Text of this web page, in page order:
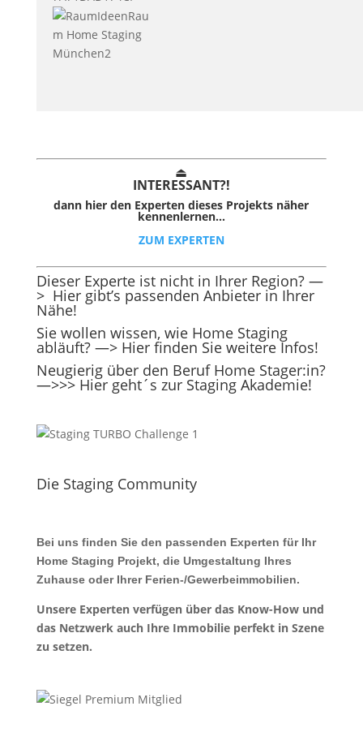
⏏︎
INTERESSANT?!
dann hier den Experten dieses Projekts näher
kennenlernen…
ZUM EXPERTEN
Dieser Experte ist nicht in Ihrer Region? —
> Hier gibt’s passenden Anbieter in Ihrer
Nähe!
Sie wollen wissen, wie Home Staging
abläuft? —> Hier finden Sie weitere Infos!
Neugierig über den Beruf Home Stager:in?
—>>> Hier geht´s zur Staging Akademie!
Die Staging Community
Bei uns finden Sie den passenden Experten für Ihr
Home Staging Projekt, die Umgestaltung Ihres
Zuhause oder Ihrer Ferien-/Gewerbeimmobilien.
Unsere Experten verfügen über das Know-How und
das Netzwerk auch Ihre Immobilie perfekt in Szene
zu setzen.